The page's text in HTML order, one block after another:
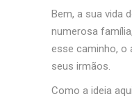
Bem, a sua vida
numerosa
esse caminho, o
seus irmãos.
Como a ideia